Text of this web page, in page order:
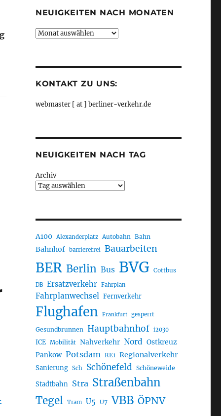
für Stadt, Land und Pendler, aus Autobahn GmbH“
NEUIGKEITEN NACH MONATEN
Neuigkeiten
KONTAKT ZU UNS:
webmaster [ at ] berliner-verkehr.de
NEUIGKEITEN NACH TAG
Archiv
A100 Alexanderplatz Autobahn Bahn
Bahnhof barrierefrei Bauarbeiten
BER Berlin Bus BVG Cottbus
DB Ersatzverkehr Fahrplan
Fahrplanwechsel Fernverkehr
Flughafen Frankfurt gesperrt
Gesundbrunnen Hauptbahnhof i2030
ICE Mobilität Nahverkehr Nord Ostkreuz
Pankow Potsdam RE1 Regionalverkehr
Sanierung Sch Schönefeld Schöneweide
Stadtbahn Stra Straßenbahn
Tegel Tram U5 U7 VBB ÖPNV